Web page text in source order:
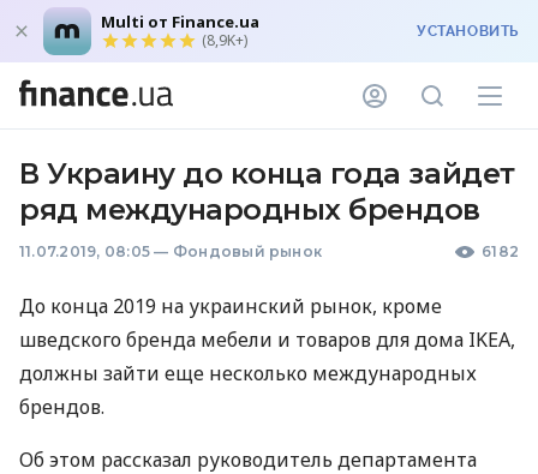
Multi от Finance.ua
(8,9K+) УСТАНОВИТЬ
В Украину до конца года зайдет
ряд международных брендов
11.07.2019, 08:05 — Фондовый рынок 6182
До конца 2019 на украинский рынок, кроме
шведского бренда мебели и товаров для дома IKEA,
должны зайти еще несколько международных
брендов.
Об этом рассказал руководитель департамента